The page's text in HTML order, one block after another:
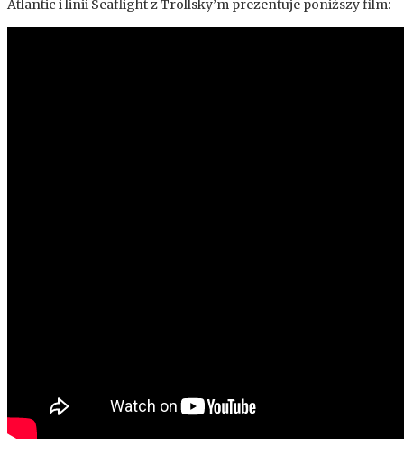
Atlantic i linii Seaflight z Trollsky’m prezentuje poniższy film: